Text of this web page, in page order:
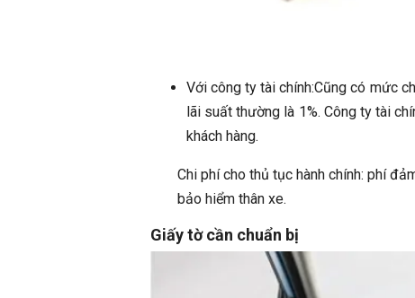
Với công ty tài chính:Cũng có mức
lãi suất thường là 1%. Công ty tài
khách hàng.
Chi phí cho thủ tục hành chính: phí
bảo hiểm thân xe.
Giấy tờ cần chuẩn bị